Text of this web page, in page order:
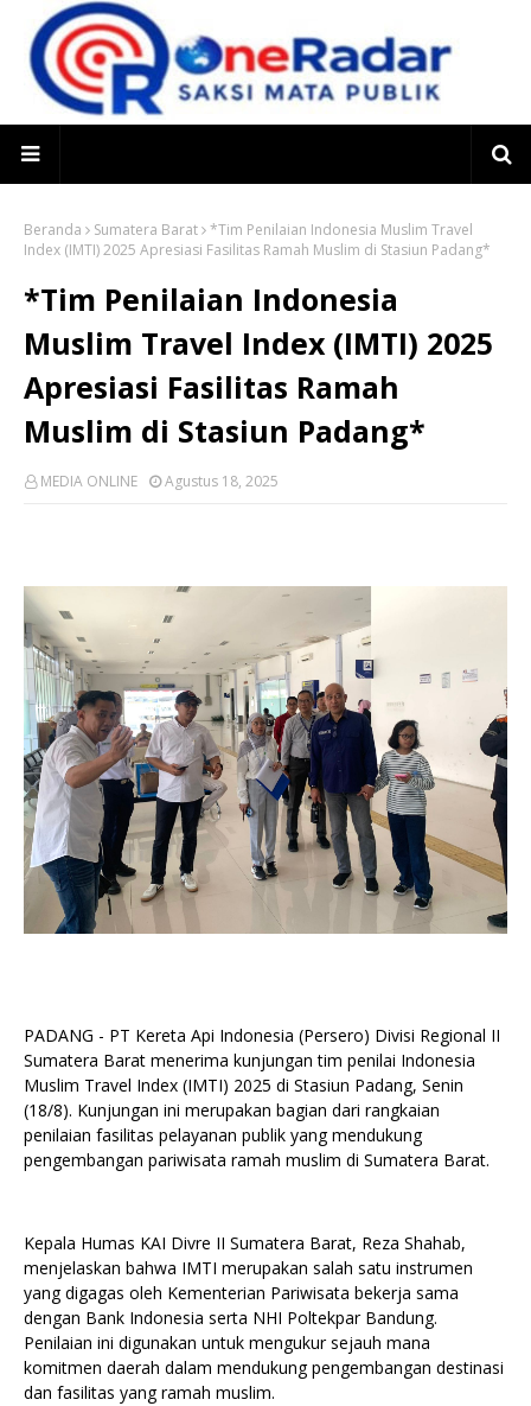
Beranda Sumatera Barat *Tim Penilaian Indonesia Muslim Travel
Index (IMTI) 2025 Apresiasi Fasilitas Ramah Muslim di Stasiun Padang*
*Tim Penilaian Indonesia
Muslim Travel Index (IMTI) 2025
Apresiasi Fasilitas Ramah
Muslim di Stasiun Padang*
MEDIA ONLINE Agustus 18, 2025
PADANG - PT Kereta Api Indonesia (Persero) Divisi Regional II
Sumatera Barat menerima kunjungan tim penilai Indonesia
Muslim Travel Index (IMTI) 2025 di Stasiun Padang, Senin
(18/8). Kunjungan ini merupakan bagian dari rangkaian
penilaian fasilitas pelayanan publik yang mendukung
pengembangan pariwisata ramah muslim di Sumatera Barat.
Kepala Humas KAI Divre II Sumatera Barat, Reza Shahab,
menjelaskan bahwa IMTI merupakan salah satu instrumen
yang digagas oleh Kementerian Pariwisata bekerja sama
dengan Bank Indonesia serta NHI Poltekpar Bandung.
Penilaian ini digunakan untuk mengukur sejauh mana
komitmen daerah dalam mendukung pengembangan destinasi
dan fasilitas yang ramah muslim.